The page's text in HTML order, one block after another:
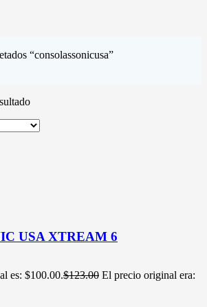
“consolassonicusa”
USA XTREAM 6
es: $100.00.$123.00 El precio original era: